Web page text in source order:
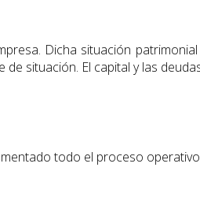
Dicha situación
situación. El capital y las
todo el proceso